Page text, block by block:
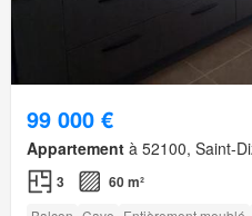
99 000 €
Appartement à 52100, Saint-
3 60 m²